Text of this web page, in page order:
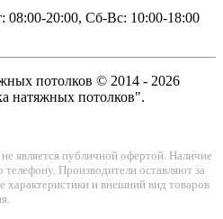
08:00-20:00, Сб-Вс: 10:00-18:00
потолков © 2014 - 2026
натяжных потолков".
является публичной офертой. Наличие
Производители оставляют за
характеристики и внешний вид товаров